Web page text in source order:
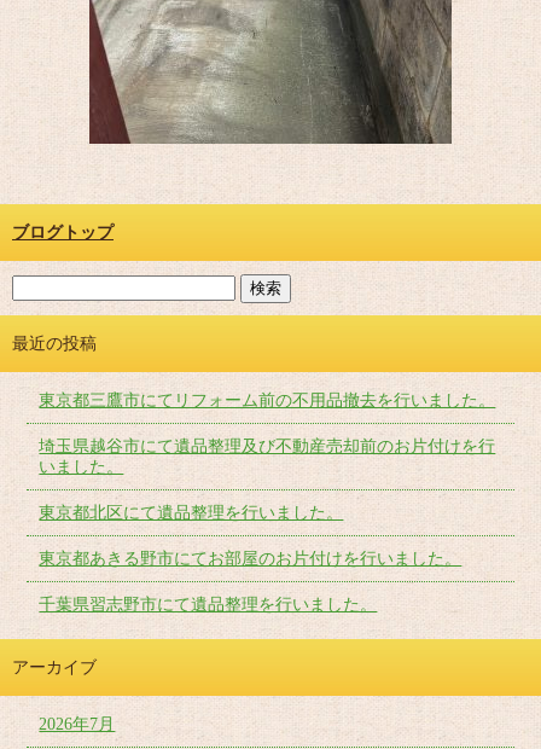
ブログトップ
最近の投稿
東京都三鷹市にてリフォーム前の不用品撤去を行いました。
埼玉県越谷市にて遺品整理及び不動産売却前のお片付けを行
いました。
東京都北区にて遺品整理を行いました。
東京都あきる野市にてお部屋のお片付けを行いました。
千葉県習志野市にて遺品整理を行いました。
アーカイブ
2026年7月